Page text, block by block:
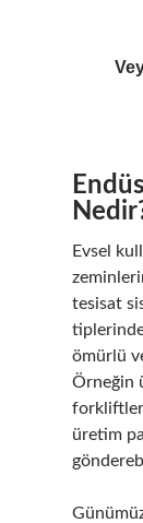
Evsel
tesisat
ömürlü
Örneğin
üretim